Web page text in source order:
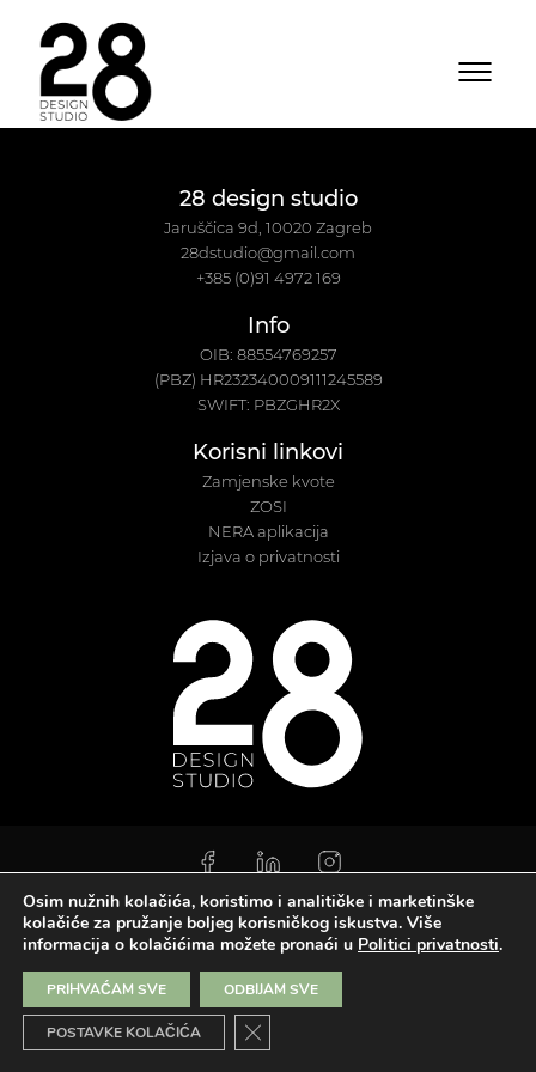
28 design studio
Jaruščica 9d, 10020 Zagreb
28dstudio@gmail.com
+385 (0)91 4972 169
Info
OIB: 88554769257
(PBZ) HR232340009111245589
SWIFT: PBZGHR2X
Korisni linkovi
Zamjenske kvote
ZOSI
NERA aplikacija
Izjava o privatnosti
Copyright ©2023., 28 design studio | Sva prava pridržana |
privatnosti|Sitemap
Osim nužnih kolačića, koristimo i analitičke i marketinške
kolačiće za pružanje boljeg korisničkog iskustva. Više
informacija o kolačićima možete pronaći u Politici privatnosti.
PRIHVAĆAM SVE ODBIJAM SVE
POSTAVKE KOLAČIĆA Close GDPR Cookie Banner